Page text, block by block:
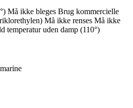
Må ikke bleges Brug kommercielle
Må ikke renses Må ikke
temperatur uden damp (110°)